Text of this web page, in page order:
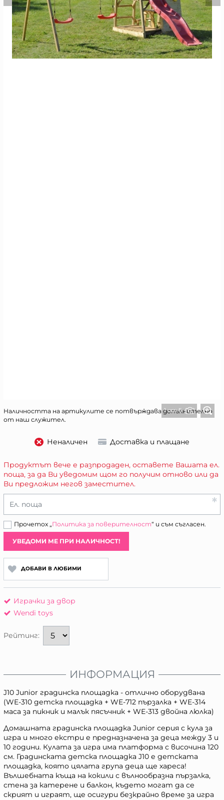
1 от 5
Наличността на артикулите се потвърждава допълнително
от наш служител.
Неналичен Доставка и плащане
Продуктът вече е разпродаден, оставете Вашата ел.
поща, за да Ви уведомим щом го получим отново или да
Ви предложим негов заместител.
Ел. поща
Прочетох „Политика за поверителност“ и съм съгласен.
УВЕДОМИ МЕ ПРИ НАЛИЧНОСТ!
ДОБАВИ В ЛЮБИМИ
Играчки за двор
Wendi toys
Рейтинг:
ИНФОРМАЦИЯ
J10 Junior градинска площадка - отлично оборудвана
(WE-310 детска площадка + WE-712 пързалка + WE-314
маса за пикник и малък пясъчник + WE-313 двойна люлка)
Домашната градинска площадка Junior серия с кула за
игра и много екстри е предназначена за деца между 3 и
10 години. Кулата за игра има платформа с височина 120
см. Градинската детска площадка J10 е детската
площадка, която цялата група деца ще хареса!
Вълшебната къща на кокили с вълнообразна пързалка,
стена за катерене и балкон, където могат да се
скрият и играят, ще осигури безкрайно време за игра